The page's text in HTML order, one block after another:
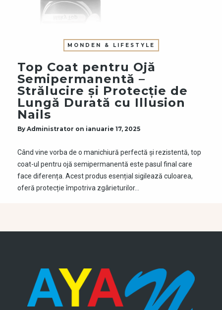
MONDEN & LIFESTYLE
Top Coat pentru Ojă
Semipermanentă –
Strălucire și Protecție de
Lungă Durată cu Illusion
Nails
By Administrator on ianuarie 17, 2025
Când vine vorba de o manichiură perfectă și rezistentă, top
coat-ul pentru ojă semipermanentă este pasul final care
face diferența. Acest produs esențial sigilează culoarea,
oferă protecție împotriva zgârieturilor…